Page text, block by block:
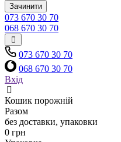
Зачинити
073 670 30 70
068 670 30 70
073 670 30 70
068 670 30 70
Вхід
Кошик порожній
Разом
без доставки, упаковки
0 грн